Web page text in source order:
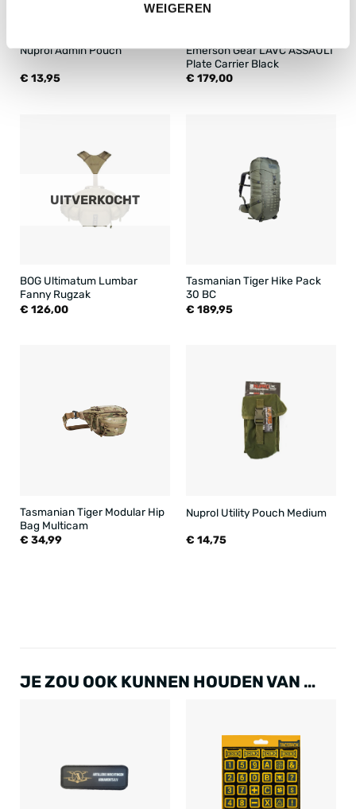
WEIGEREN
Nuprol Admin Pouch
€ 13,95
Emerson Gear LAVC ASSAULT
Plate Carrier Black
€ 179,00
UITVERKOCHT
BOG Ultimatum Lumbar
Fanny Rugzak
€ 126,00
Tasmanian Tiger Hike Pack
30 BC
€ 189,95
Tasmanian Tiger Modular Hip
Bag Multicam
€ 34,99
Nuprol Utility Pouch Medium
€ 14,75
JE ZOU OOK KUNNEN HOUDEN VAN …